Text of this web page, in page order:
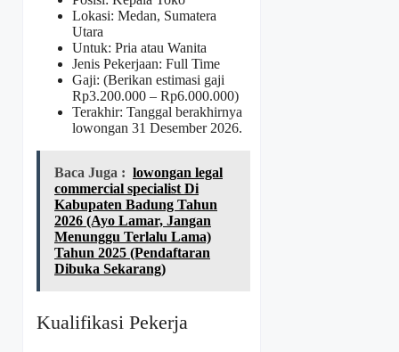
Lokasi: Medan, Sumatera
Utara
Untuk: Pria atau Wanita
Jenis Pekerjaan: Full Time
Gaji: (Berikan estimasi gaji
Rp3.200.000 – Rp6.000.000)
Terakhir: Tanggal berakhirnya
lowongan 31 Desember 2026.
Baca Juga : lowongan legal
commercial specialist Di
Kabupaten Badung Tahun
2026 (Ayo Lamar, Jangan
Menunggu Terlalu Lama)
Tahun 2025 (Pendaftaran
Dibuka Sekarang)
Kualifikasi Pekerja